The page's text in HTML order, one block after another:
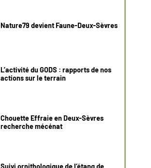
Nature79 devient Faune-Deux-Sèvres
L’activité du GODS : rapports de nos
actions sur le terrain
Chouette Effraie en Deux-Sèvres
recherche mécénat